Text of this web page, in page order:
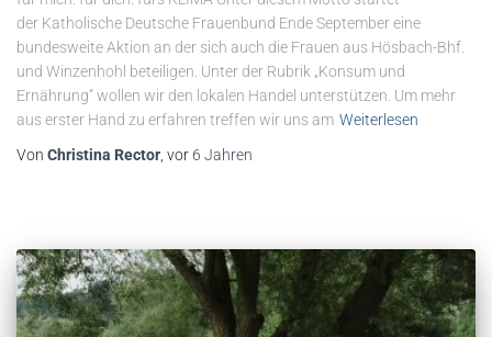
der Katholische Deutsche Frauenbund Ende September eine
bundesweite Aktion an der sich auch die Frauen aus Hösbach-Bhf.
und Winzenhohl beteiligen. Unter der Rubrik „Konsum und
Ernährung“ wollen wir den lokalen Handel unterstützen. Um mehr
aus erster Hand zu erfahren treffen wir uns am Weiterlesen
Von Christina Rector, vor 6 Jahren